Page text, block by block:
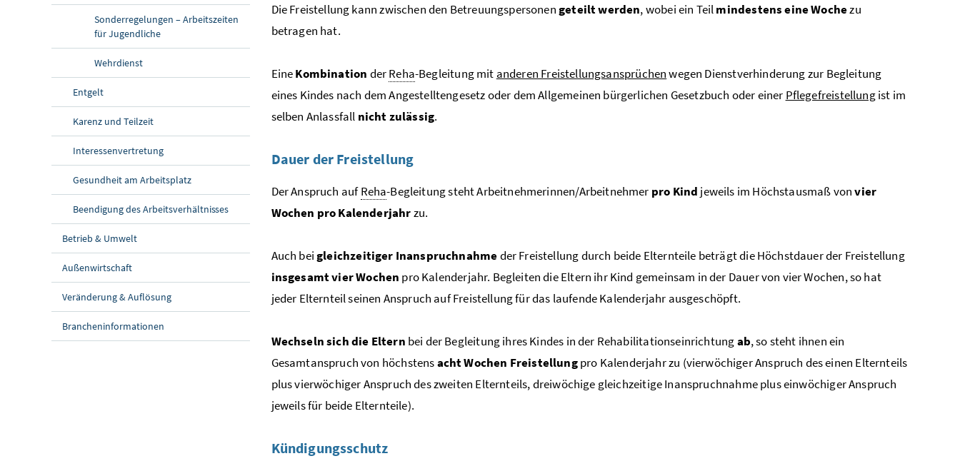
Sonderregelungen – Arbeitszeiten
für Jugendliche
Wehrdienst
Entgelt
Karenz und Teilzeit
Interessenvertretung
Gesundheit am Arbeitsplatz
Beendigung des Arbeitsverhältnisses
Betrieb & Umwelt
Außenwirtschaft
Veränderung & Auflösung
Brancheninformationen
Die Freistellung kann zwischen den Betreuungspersonengeteilt werden, wobei ein Teilmindestens eine Wochezu
betragen hat.
EineKombination derReha-Begleitung mit anderen Freistellungsansprüchenwegen Dienstverhinderung zur Begleitung
eines Kindes nach dem Angestelltengesetz oder dem Allgemeinen bürgerlichen Gesetzbuch oder einer Pflegefreistellungist im
selben Anlassfall nicht zulässig.
Dauer der Freistellung
Der Anspruch aufReha-Begleitung steht Arbeitnehmerinnen/Arbeitnehmer pro Kind jeweils im Höchstausmaß vonvier
Wochen pro Kalenderjahrzu.
Auch beigleichzeitiger Inanspruchnahmeder Freistellung durch beide Elternteile beträgt die Höchstdauer der Freistellung
insgesamtvier Wochen pro Kalenderjahr. Begleiten die Eltern ihr Kind gemeinsam in der Dauer von vier Wochen, so hat
jeder Elternteil seinen Anspruch auf Freistellung für das laufende Kalenderjahr ausgeschöpft.
Wechseln sich die Eltern bei der Begleitung ihres Kindes in der Rehabilitationseinrichtungab, so steht ihnen ein
Gesamtanspruch von höchstensacht Wochen Freistellungpro Kalenderjahr zu (vierwöchiger Anspruch des einen Elternteils
plus vierwöchiger Anspruch des zweiten Elternteils, dreiwöchige gleichzeitige Inanspruchnahme plus einwöchiger Anspruch
jeweils für beide Elternteile).
Kündigungsschutz